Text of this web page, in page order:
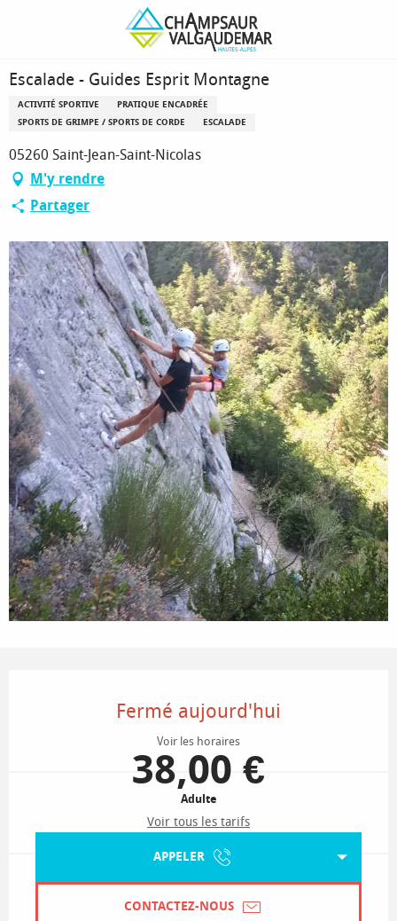
principal
Escalade - Guides Esprit Montagne
Escalade - Guides Esprit Montagne
ACTIVITÉ SPORTIVE
PRATIQUE ENCADRÉE
SPORTS DE GRIMPE / SPORTS DE CORDE
ESCALADE
05260 Saint-Jean-Saint-Nicolas
M'y rendre
Partager
Fermé aujourd'hui
Voir les horaires
38,00 €
Adulte
Voir tous les tarifs
APPELER
CONTACTEZ-NOUS